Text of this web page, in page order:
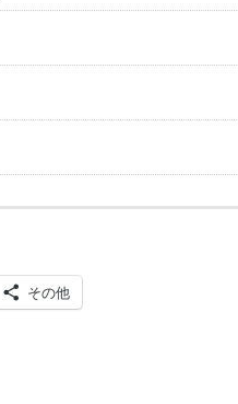
その他